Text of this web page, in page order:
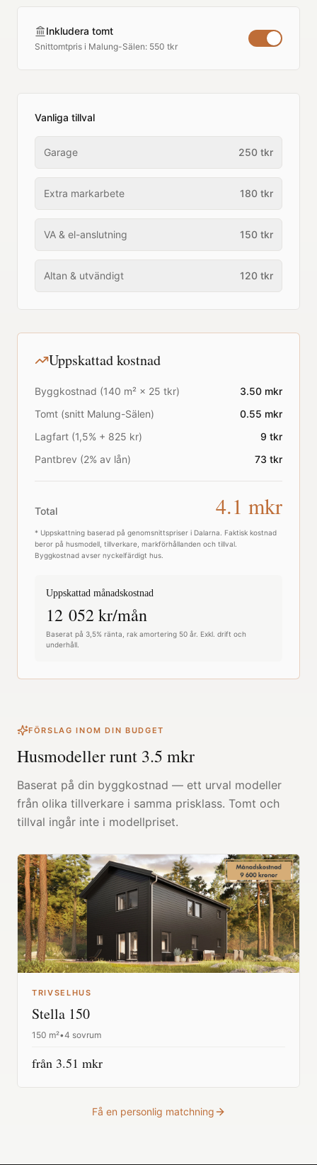
Inkludera tomt
Snittomtpris i Malung-Sälen: 550 tkr
Vanliga tillval
Garage 250 tkr
Extra markarbete 180 tkr
VA & el-anslutning 150 tkr
Altan & utvändigt 120 tkr
Uppskattad kostnad
Byggkostnad (140 m² × 25 tkr) 3.50 mkr
Tomt (snitt Malung-Sälen) 0.55 mkr
Lagfart (1,5% + 825 kr)
9 tkr
Pantbrev (2% av lån)
73 tkr
Total 4.1 mkr
* Uppskattning baserad på genomsnittspriser i Dalarna . Faktisk kostnad
beror på husmodell, tillverkare, markförhållanden och tillval.
Byggkostnad avser nyckelfärdigt hus.
Uppskattad månadskostnad
12 052kr/mån
Baserat på 3,5% ränta, rak amortering 50 år. Exkl. drift och
underhåll.
FÖRSLAG INOM DIN BUDGET
Husmodeller runt 3.5 mkr
Baserat på din byggkostnad — ett urval modeller
från olika tillverkare i samma prisklass. Tomt och
tillval ingår inte i modellpriset.
TRIVSELHUS
Stella 150
150 m²•4 sovrum
från 3.51 mkr
Få en personlig matchning